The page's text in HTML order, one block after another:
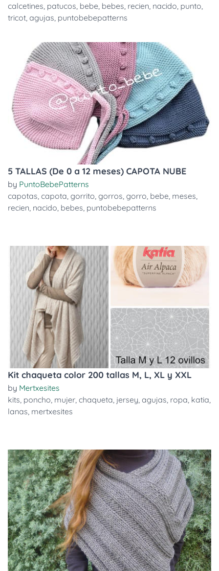
calcetines, patucos, bebe, bebes, recien, nacido, punto,
tricot, agujas, puntobebepatterns
5 TALLAS (De 0 a 12 meses) CAPOTA NUBE
by PuntoBebePatterns
capotas, capota, gorrito, gorros, gorro, bebe, meses,
recien, nacido, bebes, puntobebepatterns
Kit chaqueta color 200 tallas M, L, XL y XXL
by Mertxesites
kits, poncho, mujer, chaqueta, jersey, agujas, ropa, katia,
lanas, mertxesites